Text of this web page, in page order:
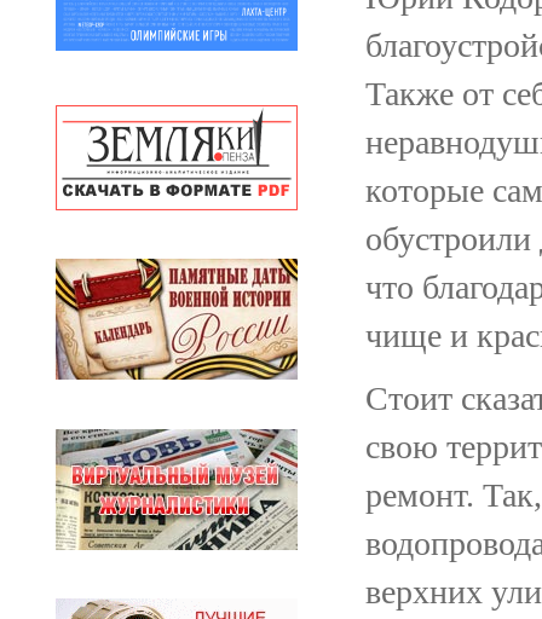
Также от
которые
что
чище и
Стоит
свою
ремонт.
верхних